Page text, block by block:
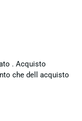
. Acquisto
che dell acquisto